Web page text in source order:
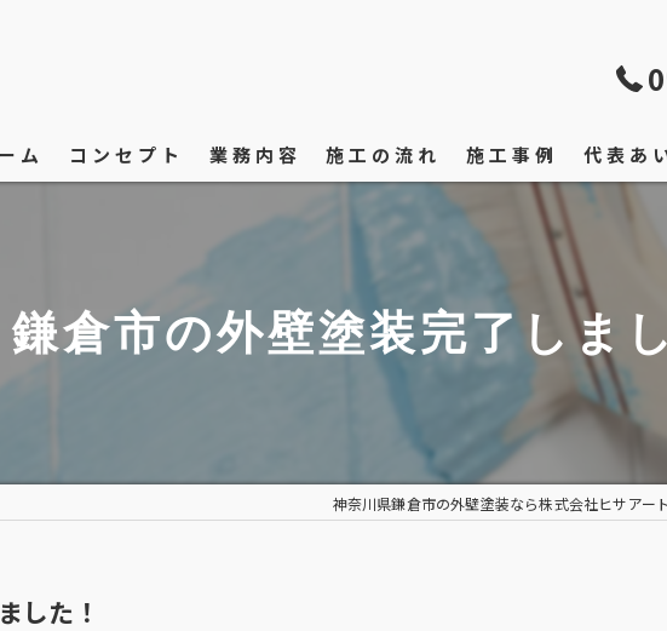
ム コンセプト 業務内容 施工の流れ 施工事例 代表あ
鎌倉市の外壁塗装完了しま
神奈川県鎌倉市の外壁塗装なら株式会社ヒサアー
した！